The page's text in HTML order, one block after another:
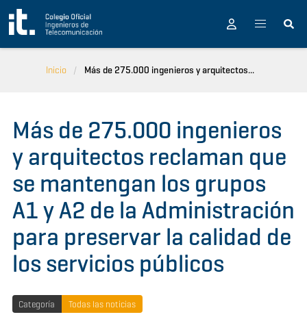
Pasar al contenido principal
Inicio Más de 275.000 ingenieros y arquitectos...
Más de 275.000 ingenieros
y arquitectos reclaman que
se mantengan los grupos
A1 y A2 de la Administración
para preservar la calidad de
los servicios públicos
Categoría Todas las noticias